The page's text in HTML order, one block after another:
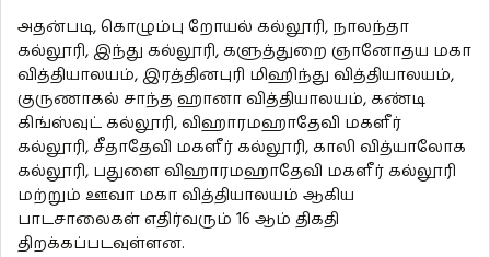
அதன்படி, கொழும்பு றோயல் கல்லூரி, நாலந்தா
கல்லூரி, இந்து கல்லூரி, களுத்துறை ஞானோதய மகா
வித்தியாலயம், இரத்தினபுரி மிஹிந்து வித்தியாலயம்,
குருணாகல் சாந்த ஹானா வித்தியாலயம், கண்டி
கிங்ஸ்வுட் கல்லூரி, விஹாரமஹாதேவி மகளீர்
கல்லூரி, சீதாதேவி மகளீர் கல்லூரி, காலி வித்யாலோக
கல்லூரி, பதுளை விஹாரமஹாதேவி மகளீர் கல்லூரி
மற்றும் ஊவா மகா வித்தியாலயம் ஆகிய
பாடசாலைகள் எதிர்வரும் 16 ஆம் திகதி
திறக்கப்படவுள்ளன.